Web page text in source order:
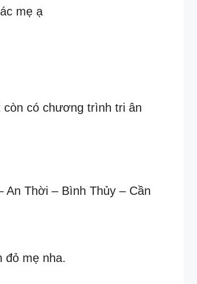
mẹ ạ
còn có chương trình tri ân
An Thời – Bình Thủy – Cần
đỏ mẹ nha.